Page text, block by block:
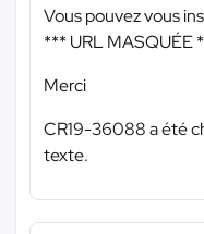
Vous pouvez vous
*** URL MASQUÉE
Merci
CR19-36088 a été
texte.